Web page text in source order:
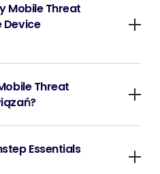
Mobile Threat
Device
Threat
Essentials